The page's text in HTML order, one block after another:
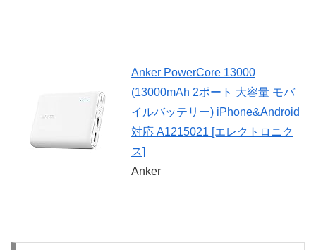
Anker PowerCore 13000
(13000mAh 2ポート 大容量 モバ
イルバッテリー) iPhone&Android
対応 A1215021 [エレクトロニク
ス]
Anker